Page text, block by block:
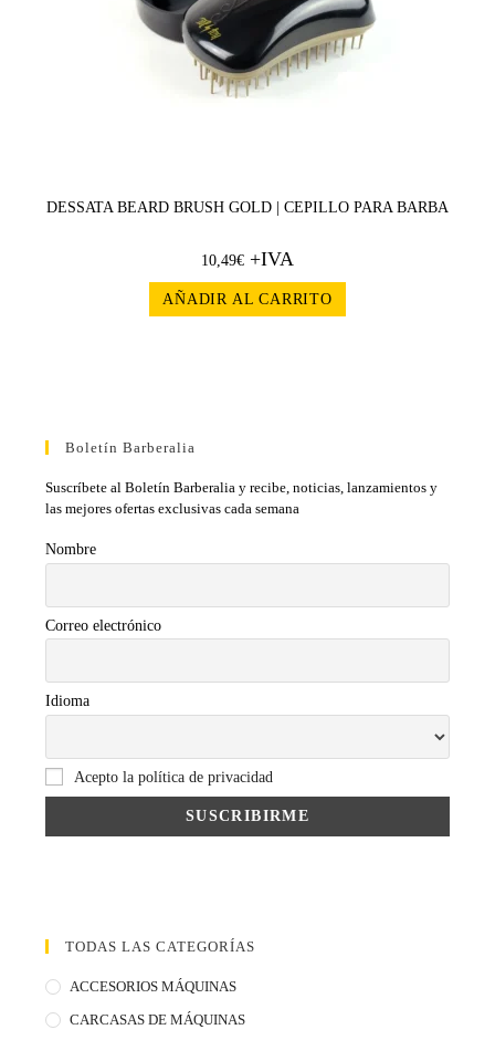
Boletín Barberalia
Suscríbete al Boletín Barberalia y recibe, noticias, lanzamientos y
las mejores ofertas exclusivas cada semana
Nombre
Correo electrónico
Idioma
Acepto la política de privacidad
TODAS LAS CATEGORÍAS
ACCESORIOS MÁQUINAS
CARCASAS DE MÁQUINAS
DESSATA BEARD BRUSH GOLD | CEPILLO PARA BARBA
10,49€ +IVA
AÑADIR AL CARRITO